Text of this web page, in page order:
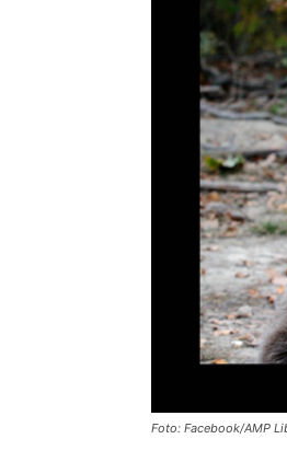
Foto: Facebook/AMP